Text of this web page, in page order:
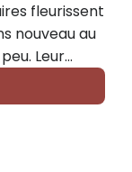
fleurissent
nouveau au
Leur
et
sortent des